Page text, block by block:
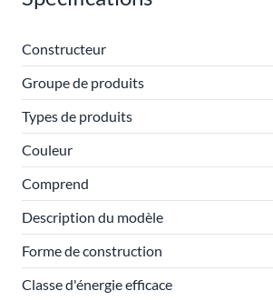
Constructeur
Groupe de produits
Types de produits
Couleur
Comprend
Description du modèle
Forme de construction
Classe d'énergie efficace